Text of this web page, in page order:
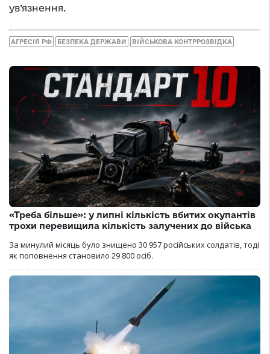
ув’язнення.
АГРЕСІЯ РФ БЕЗПЕКА ДЕРЖАВИ ВІЙСЬКОВА КОНТРРОЗВІДКА
«Треба більше»: у липні кількість вбитих окупантів
трохи перевищила кількість залучених до війська
За минулий місяць було знищено 30 957 російських солдатів, тоді
як поповнення становило 29 800 осіб.